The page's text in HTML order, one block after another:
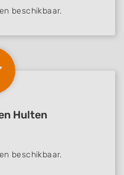
beschikbaar.
Hulten
beschikbaar.